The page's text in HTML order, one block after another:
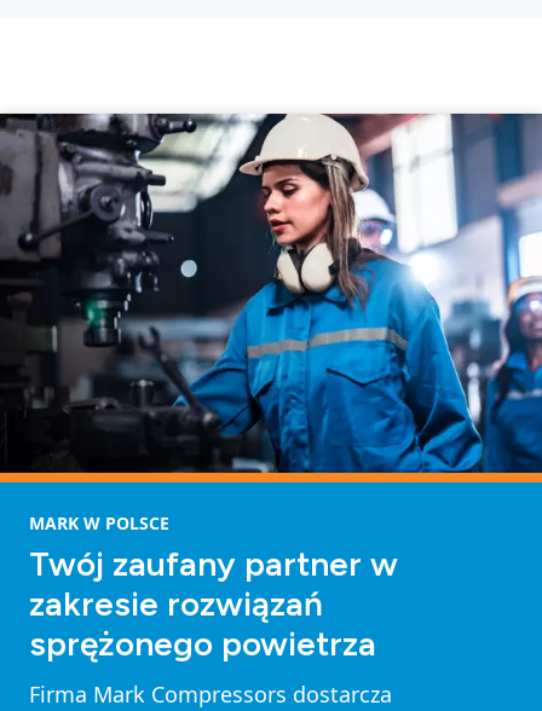
MARK W POLSCE
Twój zaufany partner w
zakresie rozwiązań
sprężonego powietrza
Firma Mark Compressors dostarcza